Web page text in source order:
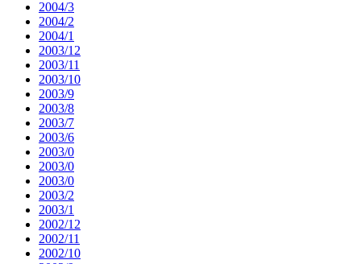
2004/3
2004/2
2004/1
2003/12
2003/11
2003/10
2003/9
2003/8
2003/7
2003/6
2003/0
2003/0
2003/0
2003/2
2003/1
2002/12
2002/11
2002/10